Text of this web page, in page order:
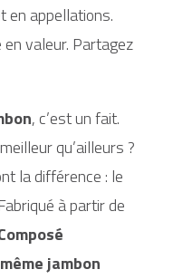
en appellations.
valeur. Partagez
, c’est un fait.
qu’ailleurs ?
la différence : le
à partir de
jambon